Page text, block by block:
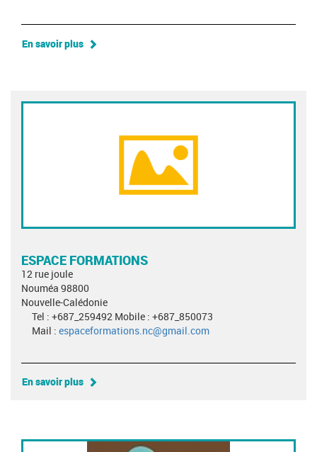
En savoir plus
ESPACE FORMATIONS
12 rue joule
Nouméa 98800
Nouvelle-Calédonie
Tel : +687_259492 Mobile : +687_850073
Mail : espaceformations.nc@gmail.com
En savoir plus